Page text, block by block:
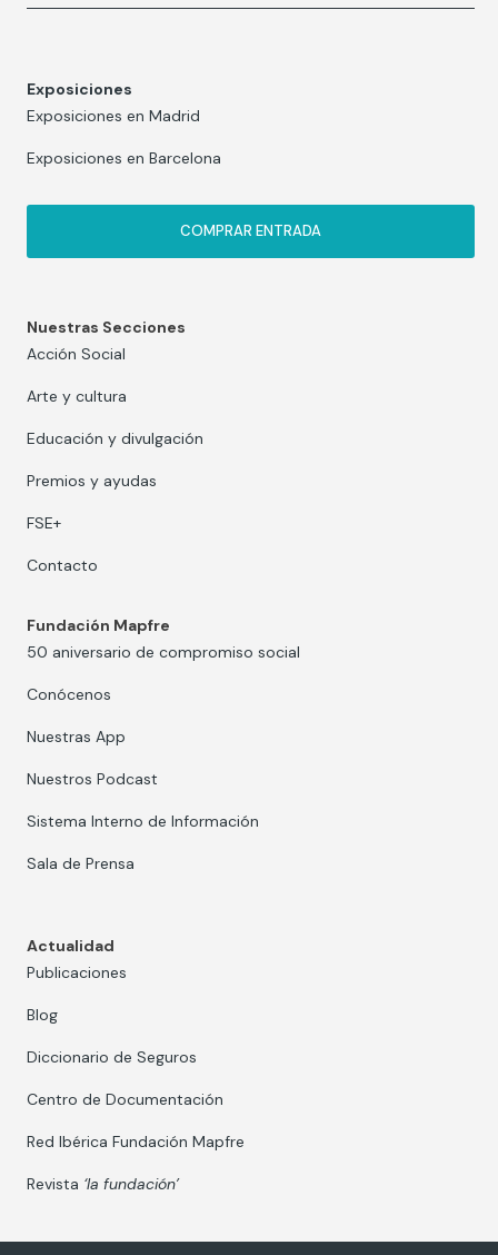
Exposiciones
Exposiciones en Madrid
Exposiciones en Barcelona
COMPRAR ENTRADA
Nuestras Secciones
Acción Social
Arte y cultura
Educación y divulgación
Premios y ayudas
FSE+
Contacto
Fundación Mapfre
50 aniversario de compromiso social
Conócenos
Nuestras App
Nuestros Podcast
Sistema Interno de Información
Sala de Prensa
Actualidad
Publicaciones
Blog
Diccionario de Seguros
Centro de Documentación
Red Ibérica Fundación Mapfre
Revista ‘la fundación’